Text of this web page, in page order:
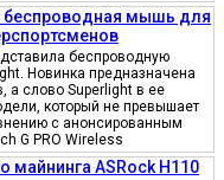
беспроводная мышь для
беспроводную
Новинка предназначена
а слово Superlight в ее
который не превышает
с анонсированным
G PRO Wireless
майнинга ASRock H110